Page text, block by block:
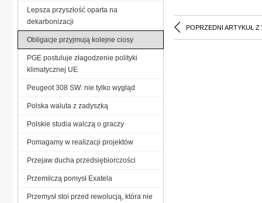
POPRZEDNI ARTYKUŁ Z
Lepsza przyszłość oparta na
dekarbonizacji
Obligacje przyjmują kolejne ciosy
PGE postuluje złagodzenie polityki
klimatycznej UE
Peugeot 308 SW: nie tylko wygląd
Polska waluta z zadyszką
Polskie studia walczą o graczy
Pomagamy w realizacji projektów
Przejaw ducha przedsiębiorczości
Przemilczą pomysł Exatela
Przemysł stoi przed rewolucją, która nie